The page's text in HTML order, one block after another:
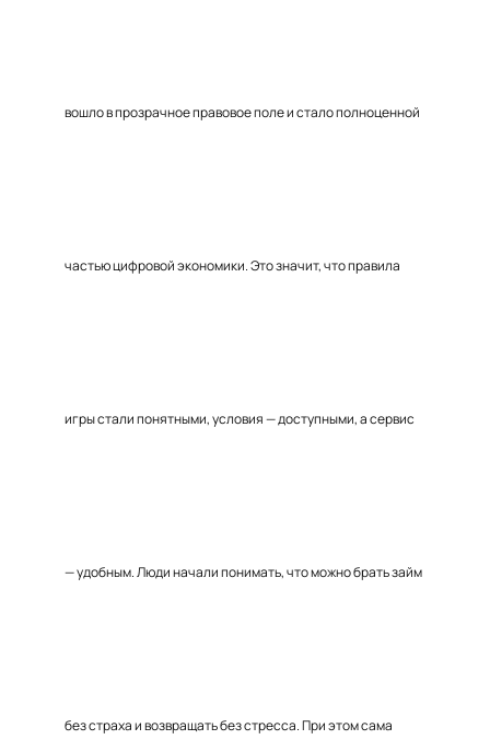
вошло в прозрачное правовое поле и стало полноценной
частью цифровой экономики. Это значит, что правила
игры стали понятными, условия — доступными, а сервис
— удобным. Люди начали понимать, что можно брать займ
без страха и возвращать без стресса. При этом сама